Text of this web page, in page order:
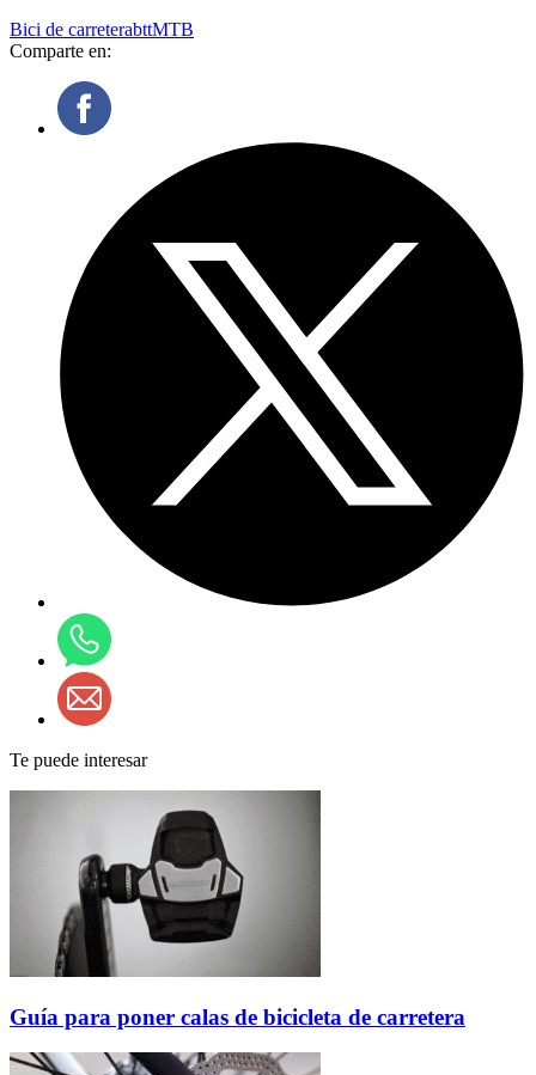
Bici de carreterabttMTB
Comparte en:
Te puede interesar
Guía para poner calas de bicicleta de carretera